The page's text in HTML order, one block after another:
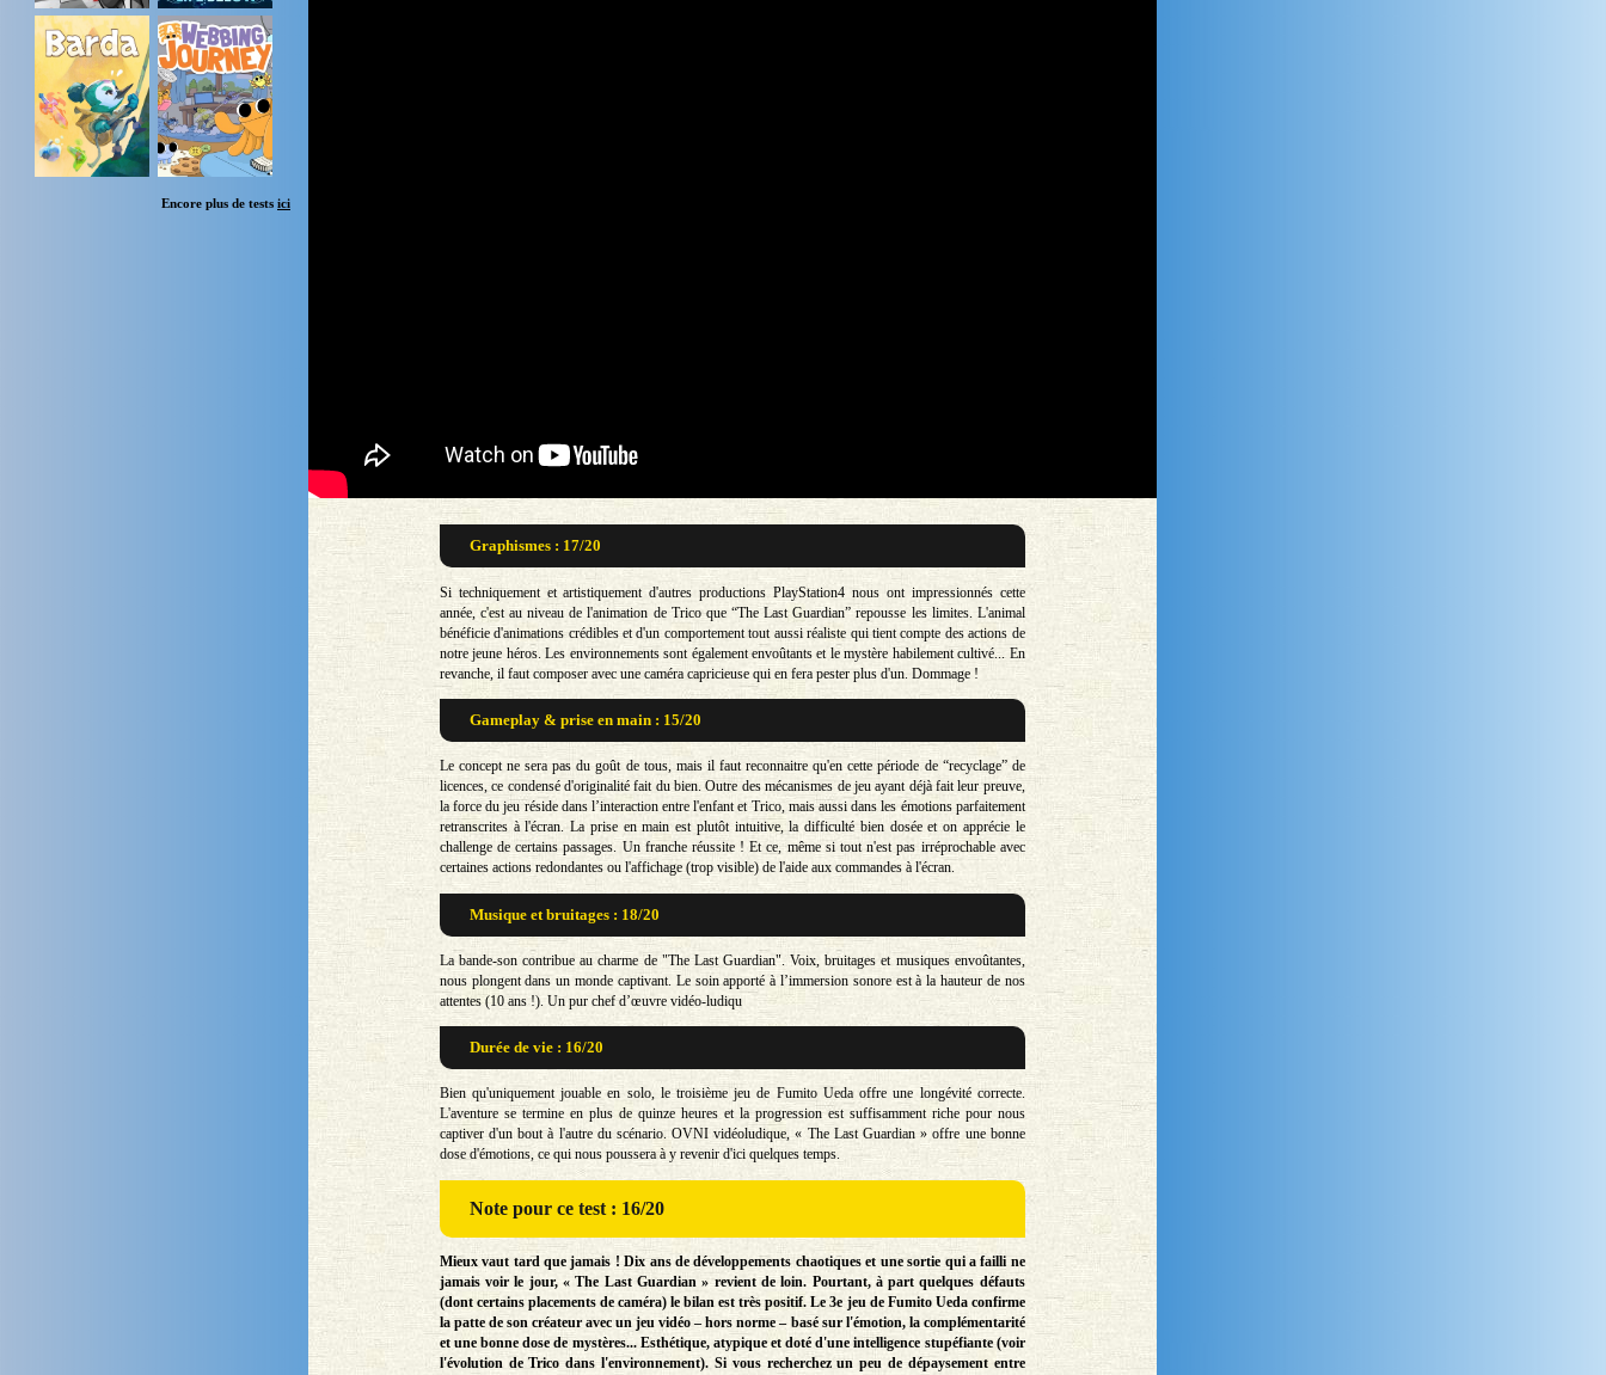
Encore plus de tests ici
Graphismes : 17/20
Si techniquement et artistiquement d'autres productions PlayStation4 nous ont impressionnés cette
année, c'est au niveau de l'animation de Trico que “The Last Guardian” repousse les limites. L'animal
bénéficie d'animations crédibles et d'un comportement tout aussi réaliste qui tient compte des actions de
notre jeune héros. Les environnements sont également envoûtants et le mystère habilement cultivé... En
revanche, il faut composer avec une caméra capricieuse qui en fera pester plus d'un. Dommage !
Gameplay & prise en main : 15/20
Le concept ne sera pas du goût de tous, mais il faut reconnaitre qu'en cette période de “recyclage” de
licences, ce condensé d'originalité fait du bien. Outre des mécanismes de jeu ayant déjà fait leur preuve,
la force du jeu réside dans l’interaction entre l'enfant et Trico, mais aussi dans les émotions parfaitement
retranscrites à l'écran. La prise en main est plutôt intuitive, la difficulté bien dosée et on apprécie le
challenge de certains passages. Un franche réussite ! Et ce, même si tout n'est pas irréprochable avec
certaines actions redondantes ou l'affichage (trop visible) de l'aide aux commandes à l'écran.
Musique et bruitages : 18/20
La bande-son contribue au charme de "The Last Guardian". Voix, bruitages et musiques envoûtantes,
nous plongent dans un monde captivant. Le soin apporté à l’immersion sonore est à la hauteur de nos
attentes (10 ans !). Un pur chef d’œuvre vidéo-ludiqu
Durée de vie : 16/20
Bien qu'uniquement jouable en solo, le troisième jeu de Fumito Ueda offre une longévité correcte.
L'aventure se termine en plus de quinze heures et la progression est suffisamment riche pour nous
captiver d'un bout à l'autre du scénario. OVNI vidéoludique, « The Last Guardian » offre une bonne
dose d'émotions, ce qui nous poussera à y revenir d'ici quelques temps.
Note pour ce test : 16/20
Mieux vaut tard que jamais ! Dix ans de développements chaotiques et une sortie qui a failli ne
jamais voir le jour, « The Last Guardian » revient de loin. Pourtant, à part quelques défauts
(dont certains placements de caméra) le bilan est très positif. Le 3e jeu de Fumito Ueda confirme
la patte de son créateur avec un jeu vidéo – hors norme – basé sur l'émotion, la complémentarité
et une bonne dose de mystères... Esthétique, atypique et doté d'une intelligence stupéfiante (voir
l'évolution de Trico dans l'environnement). Si vous recherchez un peu de dépaysement entre